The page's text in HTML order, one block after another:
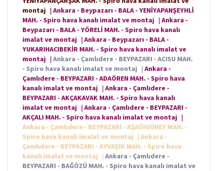
montaj | Ankara - Beypazarı - BALA - YENİYAPANŞEYHLİ
MAH. - Spiro hava kanalı imalat ve montaj | Ankara -
Beypazarı - BALA - YÖRELİ MAH. - Spiro hava kanalı
imalat ve montaj | Ankara - Beypazarı - BALA -
YUKARIHACIBEKİR MAH. - Spiro hava kanalı imalat ve
montaj | Ankara - Çamlıdere - BEYPAZARI - ACISU MAH.
- Spiro hava kanalı imalat ve montaj | Ankara -
Çamlıdere - BEYPAZARI - ADAÖREN MAH. - Spiro hava
kanalı imalat ve montaj | Ankara - Çamlıdere -
BEYPAZARI - AKÇAKAVAK MAH. - Spiro hava kanalı
imalat ve montaj | Ankara - Çamlıdere - BEYPAZARI -
AKÇALI MAH. - Spiro hava kanalı imalat ve montaj |
Ankara - Çamlıdere - BEYPAZARI - AŞAĞIGÜNEY MAH. -
Spiro hava kanalı imalat ve montaj
| Ankara -
Çamlıdere - BEYPAZARI - AYVAŞIK MAH. - Spiro hava
kanalı imalat ve montaj
| Ankara - Çamlıdere -
BEYPAZARI - BAĞÖZÜ MAH. - Spiro hava kanalı imalat ve